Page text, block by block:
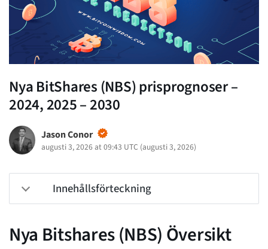
Nya BitShares (NBS) prisprognoser –
2024, 2025 – 2030
Jason Conor
augusti 3, 2026 at 09:43 UTC (augusti 3, 2026)
Innehållsförteckning
Nya Bitshares (NBS) Översikt